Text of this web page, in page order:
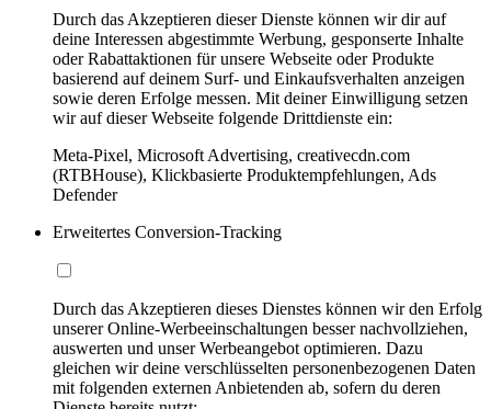
Durch das Akzeptieren dieser Dienste können wir dir auf
deine Interessen abgestimmte Werbung, gesponserte Inhalte
oder Rabattaktionen für unsere Webseite oder Produkte
basierend auf deinem Surf- und Einkaufsverhalten anzeigen
sowie deren Erfolge messen. Mit deiner Einwilligung setzen
wir auf dieser Webseite folgende Drittdienste ein:
Meta-Pixel, Microsoft Advertising, creativecdn.com
(RTBHouse), Klickbasierte Produktempfehlungen, Ads
Defender
Erweitertes Conversion-Tracking
Durch das Akzeptieren dieses Dienstes können wir den Erfolg
unserer Online-Werbeeinschaltungen besser nachvollziehen,
auswerten und unser Werbeangebot optimieren. Dazu
gleichen wir deine verschlüsselten personenbezogenen Daten
mit folgenden externen Anbietenden ab, sofern du deren